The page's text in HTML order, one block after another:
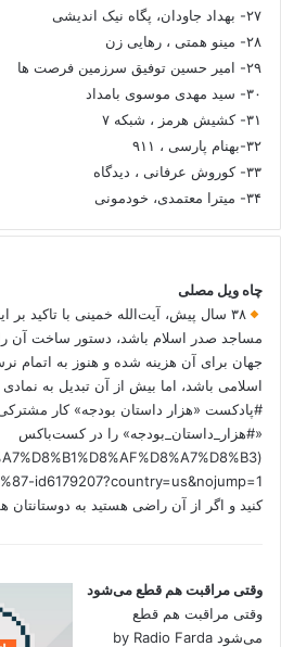
۲۷- بهداد جاودان، پگاه نیک اندیشی
۲۸- مینو همتی ، رهایی زن
۲۹- امیر حسین توفیق سرزمین فرصت ها
۳۰- سید مهدی موسوی بامداد
۳۱- کشیش هرمز ، شبکه ۷
۳۲-بهنام پارسی ، ۹۱۱
۳۳- کوروش عرفانی ، دیدگاه
۳۴- میترا معتمدی، خودمونی
چاه ویل مصلی
۳۸ سال پیش، آیت‌الله خمینی با تاکید
مساجد صدر اسلام باشد، دستور ساخت آن
جهان برای آن هزینه شده و هنوز به اتمام
اسلامی باشد، اما بیش از آن تبدیل به
#پادکست «هزار داستان بودجه» کار مشترکی
«#هزار_داستان_بودجه» را در کست‌باکس
کنید و اگر از آن راضی هستید به دوستانتان
وقتی مراقبت هم قطع می‌شود
وقتی مراقبت هم قطع
می‌شود by Radio Farda